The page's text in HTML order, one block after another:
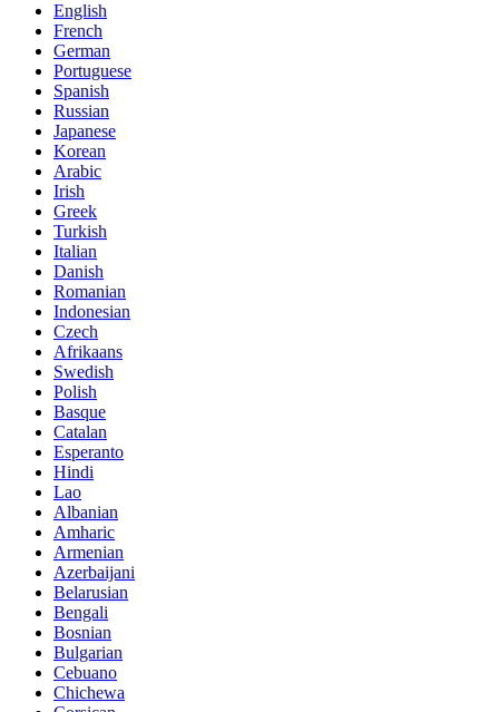
English
French
German
Portuguese
Spanish
Russian
Japanese
Korean
Arabic
Irish
Greek
Turkish
Italian
Danish
Romanian
Indonesian
Czech
Afrikaans
Swedish
Polish
Basque
Catalan
Esperanto
Hindi
Lao
Albanian
Amharic
Armenian
Azerbaijani
Belarusian
Bengali
Bosnian
Bulgarian
Cebuano
Chichewa